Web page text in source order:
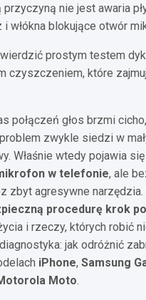
nie jest awaria
i włókna blokujące otwór
prostym testem
czyszczeniem, które
połączeń głos brzmi
zwykle siedzi w
Właśnie wtedy pojawia
w telefonie, ale
zbyt agresywne
procedurę krok
i rzeczy, których robić
jak odróżnić
iPhone, Samsung
Moto.